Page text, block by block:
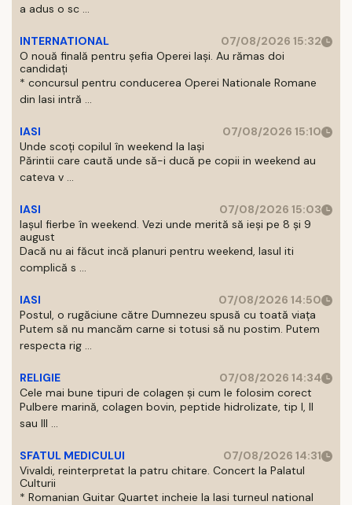
a adus o sc ...
INTERNATIONAL
07/08/2026 15:32
O nouă finală pentru șefia Operei Iași. Au rămas doi
candidați
* concursul pentru conducerea Operei Nationale Romane
din Iasi intră ...
IASI
07/08/2026 15:10
Unde scoți copilul în weekend la Iași
Părintii care caută unde să-i ducă pe copii in weekend au
cateva v ...
IASI
07/08/2026 15:03
Iașul fierbe în weekend. Vezi unde merită să ieși pe 8 și 9
august
Dacă nu ai făcut incă planuri pentru weekend, Iasul iti
complică s ...
IASI
07/08/2026 14:50
Postul, o rugăciune către Dumnezeu spusă cu toată viața
Putem să nu mancăm carne si totusi să nu postim. Putem
respecta rig ...
RELIGIE
07/08/2026 14:34
Cele mai bune tipuri de colagen și cum le folosim corect
Pulbere marină, colagen bovin, peptide hidrolizate, tip I, II
sau III ...
SFATUL MEDICULUI
07/08/2026 14:31
Vivaldi, reinterpretat la patru chitare. Concert la Palatul
Culturii
* Romanian Guitar Quartet incheie la Iasi turneul national